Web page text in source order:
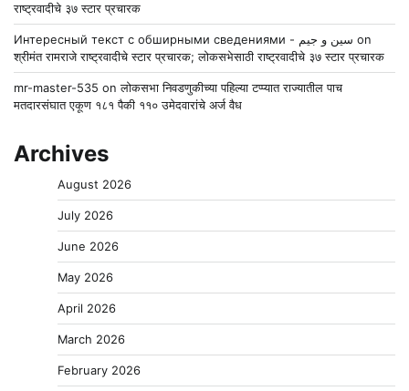
राष्ट्रवादीचे ३७ स्टार प्रचारक
Интересный текст с обширными сведениями - سين و جيم on
श्रीमंत रामराजे राष्ट्रवादीचे स्टार प्रचारक; लोकसभेसाठी राष्ट्रवादीचे ३७ स्टार प्रचारक
mr-master-535 onलोकसभा निवडणुकीच्या पहिल्या टप्प्यात राज्यातील पाच
मतदारसंघात एकूण १८१ पैकी ११० उमेदवारांचे अर्ज वैध
Archives
August 2026
July 2026
June 2026
May 2026
April 2026
March 2026
February 2026